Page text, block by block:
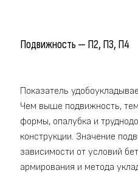
Подвижность — П2, П3, П4
Показатель
Чем выше подвижность,
формы, опалубка и
конструкции. Значение
зависимости от условий
армирования и метода